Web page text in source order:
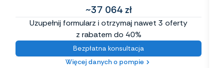
~37 064 zł
Uzupełnij formularz i otrzymaj nawet 3 oferty
z rabatem do 40%
Bezpłatna konsultacja
Więcej danych o pompie